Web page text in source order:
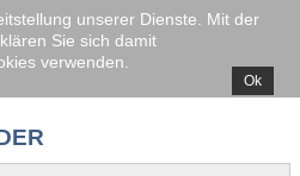
unserer Dienste. Mit der
Sie sich damit
verwenden.
Ok